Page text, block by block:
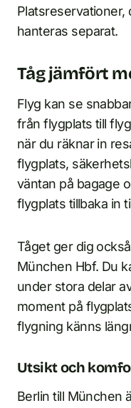
Platsreservationer,
hanteras separat.
Tåg jämfört
Flyg kan se
från flygplats till
när du räknar in
flygplats,
väntan på bagage
flygplats tillbaka in
Tåget ger dig
München Hbf. Du
under stora delar
moment på
flygning känns
Utsikt och
Berlin till München